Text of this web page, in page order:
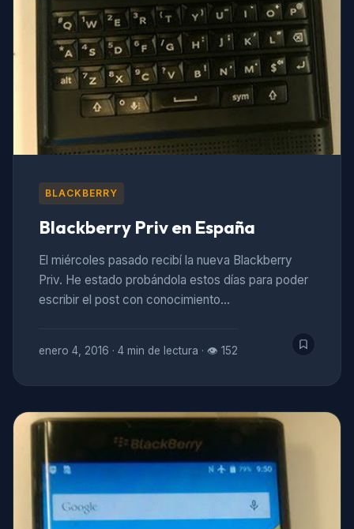
BLACKBERRY
Blackberry Priv en España
El miércoles pasado recibí la nueva Blackberry
Priv. He estado probándola estos días para poder
escribir el post con conocimiento…
enero 4, 2016 · 4 min de lectura · 👁 152